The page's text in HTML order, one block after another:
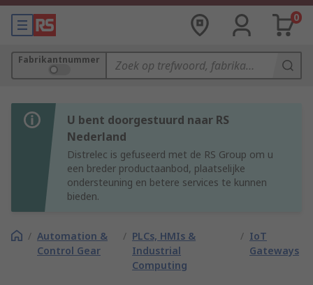
0
Fabrikantnummer
U bent doorgestuurd naar RS
Nederland
Distrelec is gefuseerd met de RS Group om u
een breder productaanbod, plaatselijke
ondersteuning en betere services te kunnen
bieden.
/ Automation &
Control Gear
/ PLCs, HMIs &
Industrial
Computing
/ IoT
Gateways